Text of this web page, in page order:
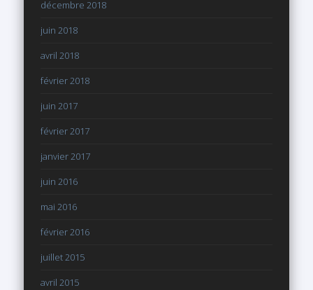
décembre 2018
juin 2018
avril 2018
février 2018
juin 2017
février 2017
janvier 2017
juin 2016
mai 2016
février 2016
juillet 2015
avril 2015